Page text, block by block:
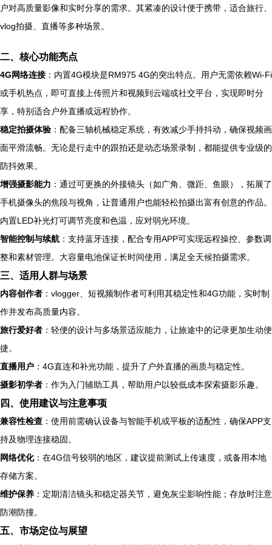
户对高质量影像和实时分享的需求。其紧凑的设计便于携带，适合旅行、
vlog拍摄、直播等多种场景。
二、核心功能亮点
4G网络连接 ：内置4G模块是RM975 4G的突出特点。用户无需依赖Wi-Fi
或手机热点，即可直接上传照片和视频到云端或社交平台，实现即时分
享，特别适合户外直播或远程协作。
稳定拍摄体验 ：配备三轴机械稳定系统，有效减少手持抖动，确保视频画
面平滑流畅。无论是行走中的跟拍还是动态场景录制，都能提供专业级的
防抖效果。
增强摄影能力 ：通过可更换的外接镜头（如广角、微距、鱼眼），拓展了
手机摄像头的焦段与视角，让普通用户也能轻松拍摄出富有创意的作品。
内置LED补光灯可调节亮度和色温，应对弱光环境。
智能控制与续航 ：支持蓝牙连接，配合专用APP可实现远程操控、参数调
整和素材管理。大容量电池保证长时间使用，满足全天候拍摄需求。
三、适用人群与场景
内容创作者 ：vlogger、短视频制作者可利用其稳定性和4G功能，实时制
作并发布高质量内容。
旅行爱好者 ：轻便的设计与多场景适应能力，让旅途中的记录更加生动便
捷。
直播用户 ：4G直连和补光功能，提升了户外直播的画质与稳定性。
摄影初学者 ：作为入门辅助工具，帮助用户以较低成本探索摄影乐趣。
四、使用建议与注意事项
兼容性检查 ：使用前需确认设备与智能手机或平板的适配性，确保APP支
持及物理连接稳固。
网络优化：在4G信号较弱的地区，建议提前测试上传速度，或备用本地
存储方案。
维护保养 ：定期清洁镜头和稳定器关节，避免灰尘影响性能；存放时注意
防潮防撞。
五、市场定位与展望